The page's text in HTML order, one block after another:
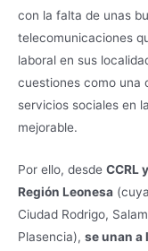
con la falta de unas
telecomunicaciones
laboral en sus
cuestiones como una
servicios sociales en
mejorable.
Por ello, desde CCRL
Región Leonesa
Ciudad Rodrigo,
Plasencia), se unan a